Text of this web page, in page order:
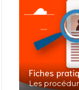
Fiches
Les